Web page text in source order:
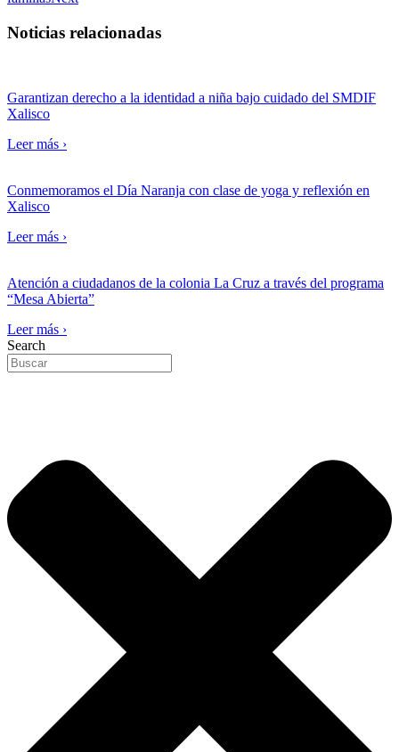
Noticias relacionadas
Garantizan derecho a la identidad a niña bajo cuidado del SMDIF
Xalisco
Leer más ›
Conmemoramos el Día Naranja con clase de yoga y reflexión en
Xalisco
Leer más ›
Atención a ciudadanos de la colonia La Cruz a través del programa
“Mesa Abierta”
Leer más ›
Search